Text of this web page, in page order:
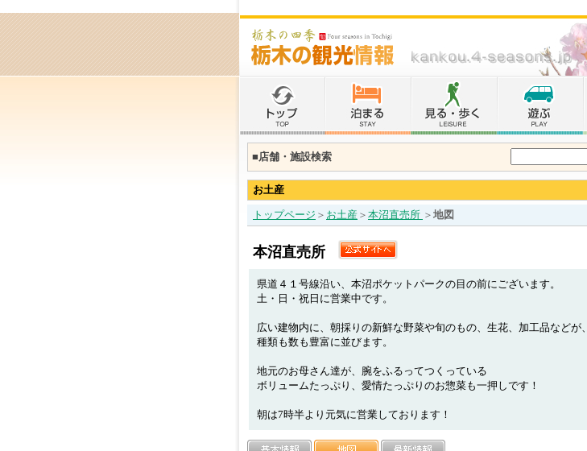
■店舗・施設検索
お土産
トップページ ＞ お土産 ＞ 本沼直売所 ＞ 地図
本沼直売所
県道４１号線沿い、本沼ポケットパークの目の前にございます。
土・日・祝日に営業中です。
広い建物内に、朝採りの新鮮な野菜や旬のもの、生花、加工品などが、
種類も数も豊富に並びます。
地元のお母さん達が、腕をふるってつくっている
ボリュームたっぷり、愛情たっぷりのお惣菜も一押しです！
朝は7時半より元気に営業しております！